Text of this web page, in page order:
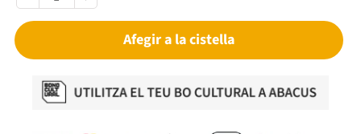
Afegir a la cistella